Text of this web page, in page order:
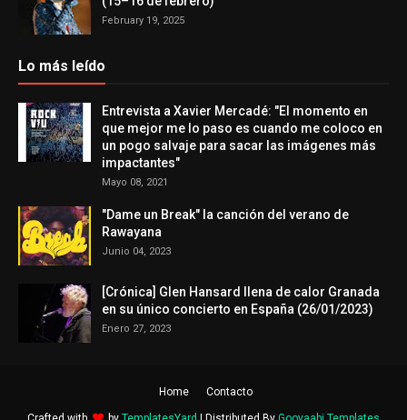
February 19, 2025
Lo más leído
Entrevista a Xavier Mercadé: "El momento en
que mejor me lo paso es cuando me coloco en
un pogo salvaje para sacar las imágenes más
impactantes"
Mayo 08, 2021
"Dame un Break" la canción del verano de
Rawayana
Junio 04, 2023
[Crónica] Glen Hansard llena de calor Granada
en su único concierto en España (26/01/2023)
Enero 27, 2023
Home Contacto